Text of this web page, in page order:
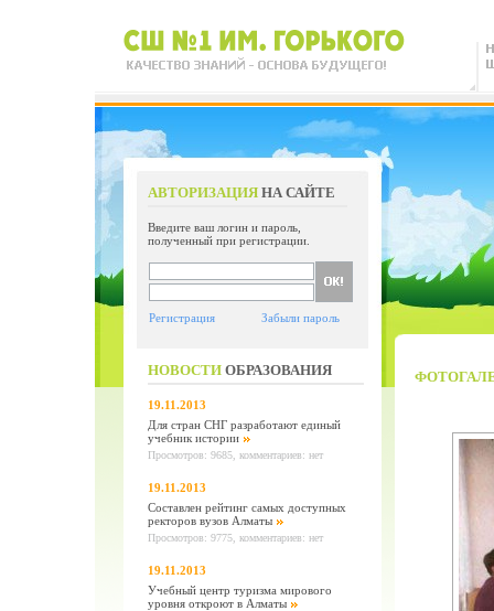
АВТОРИЗАЦИЯ НА САЙТЕ
Введите ваш логин и пароль,
полученный при регистрации.
Регистрация Забыли пароль
НОВОСТИ ОБРАЗОВАНИЯ
19.11.2013
Для стран СНГ разработают единый
учебник истории
Просмотров: 9685, комментариев: нет
19.11.2013
Составлен рейтинг самых доступных
ректоров вузов Алматы
Просмотров: 9775, комментариев: нет
19.11.2013
Учебный центр туризма мирового
уровня откроют в Алматы